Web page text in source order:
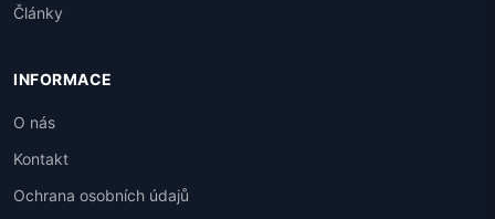
Články
INFORMACE
O nás
Kontakt
Ochrana osobních údajů